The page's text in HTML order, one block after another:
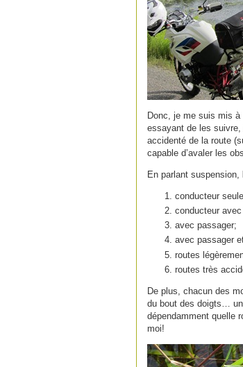
Donc, je me suis mis
essayant de les suivre,
accidenté de la route
capable d’avaler les
En parlant
conducteur
conducteur
avec passager;
avec passager
routes
routes très
De plus, chacun des
du bout des doigts…
dépendamment quelle
moi!